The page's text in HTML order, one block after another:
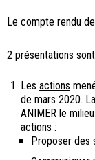
Le compte rendu
2 présentations
Les actions
de mars 2020.
ANIMER le
actions :
Proposer des